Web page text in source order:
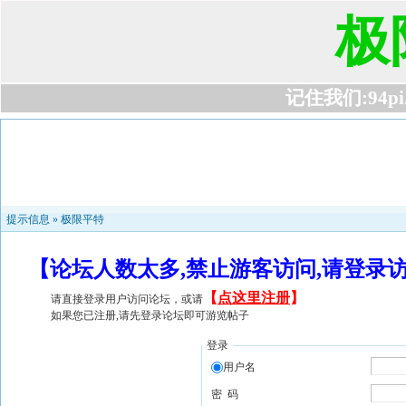
极
记住我们
提示信息 » 极限平特
【论坛人数太多,禁止游客访问,请登
请直接登录用户访问论坛，或请 【 点这里注册】
如果您已注册,请先登录论坛即可游览帖子
登录
用户名
密 码